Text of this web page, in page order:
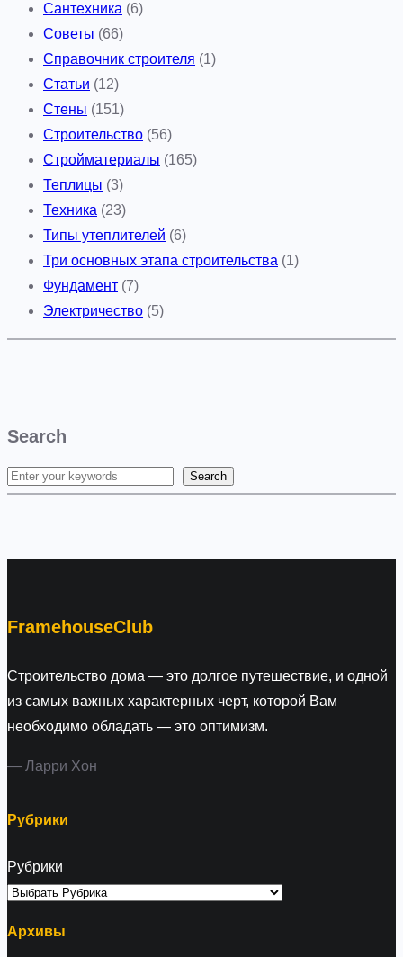
Сантехника (6)
Советы (66)
Справочник строителя (1)
Статьи (12)
Стены (151)
Строительство (56)
Стройматериалы (165)
Теплицы (3)
Техника (23)
Типы утеплителей (6)
Три основных этапа строительства (1)
Фундамент (7)
Электричество (5)
Search
S
Search
FramehouseClub
Строительство дома — это долгое путешествие, и одной
из самых важных характерных черт, которой Вам
необходимо обладать — это оптимизм.
— Ларри Хон
Рубрики
Рубрики
Архивы